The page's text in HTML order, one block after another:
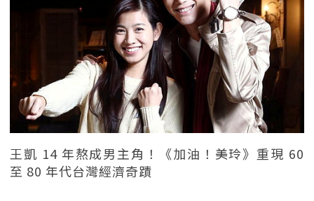
王凱 14 年熬成男主角！《加油！美玲》重現 60
至 80 年代台灣經濟奇蹟